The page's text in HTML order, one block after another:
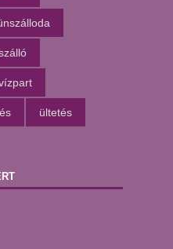
ültetés